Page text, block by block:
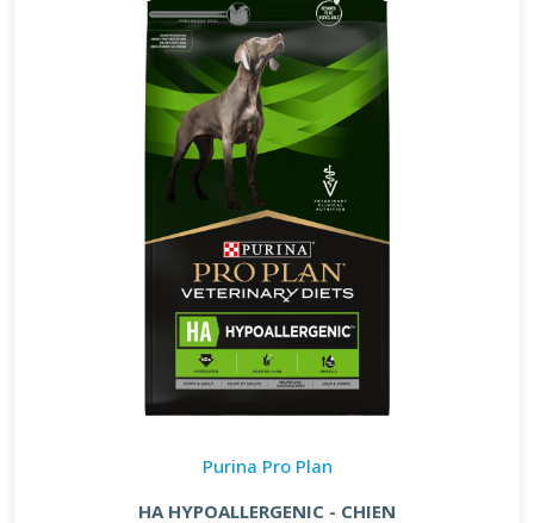
Purina Pro Plan
HA HYPOALLERGENIC - CHIEN